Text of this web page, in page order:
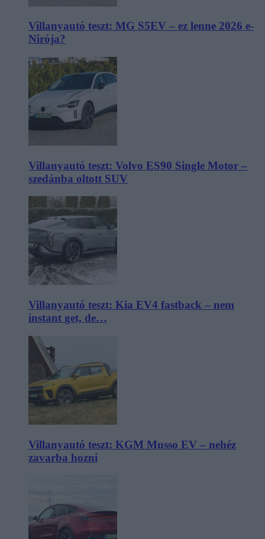
Villanyautó teszt: MG S5EV – ez lenne 2026 e-
Nirója?
Villanyautó teszt: Volvo ES90 Single Motor –
szedánba oltott SUV
Villanyautó teszt: Kia EV4 fastback – nem
instant get, de…
Villanyautó teszt: KGM Musso EV – nehéz
zavarba hozni